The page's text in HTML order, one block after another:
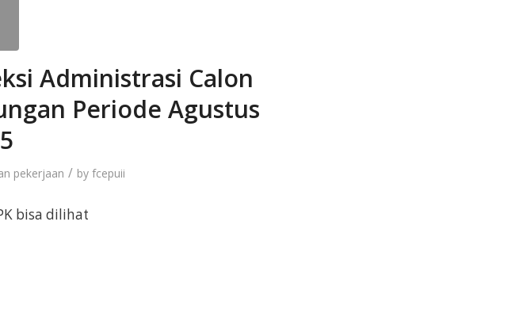
Administrasi Calon
Periode Agustus
pekerjaan / by fcepuii
bisa dilihat